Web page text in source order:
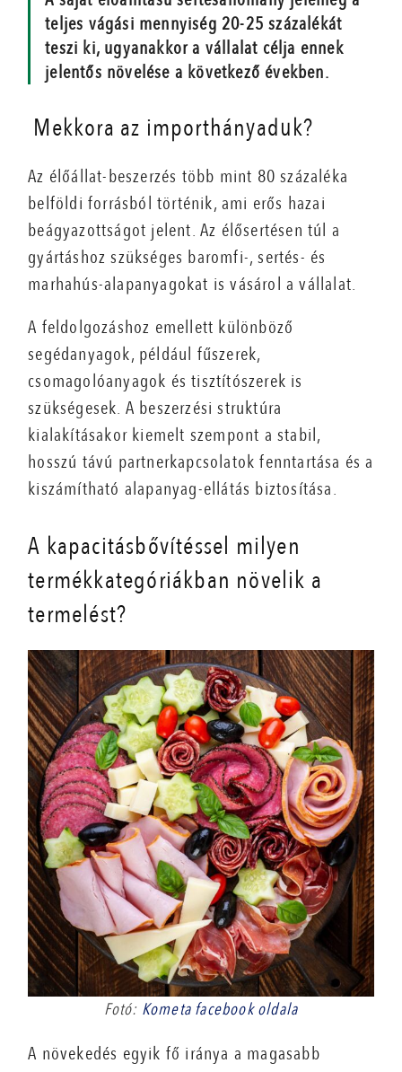
teljes vágási mennyiség 20-25 százalékát
teszi ki, ugyanakkor a vállalat célja ennek
jelentős növelése a következő években.
Mekkora az importhányaduk?
Az élőállat-beszerzés több mint 80 százaléka
belföldi forrásból történik, ami erős hazai
beágyazottságot jelent. Az élősertésen túl a
gyártáshoz szükséges baromfi-, sertés- és
marhahús-alapanyagokat is vásárol a vállalat.
A feldolgozáshoz emellett különböző
segédanyagok, például fűszerek,
csomagolóanyagok és tisztítószerek is
szükségesek. A beszerzési struktúra
kialakításakor kiemelt szempont a stabil,
hosszú távú partnerkapcsolatok fenntartása és a
kiszámítható alapanyag-ellátás biztosítása.
A kapacitásbővítéssel milyen
termékkategóriákban növelik a
termelést?
Fotó: Kometa facebook oldala
A növekedés egyik fő iránya a magasabb